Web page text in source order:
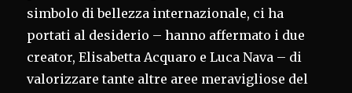
simbolo di bellezza internazionale, ci ha
portati al desiderio – hanno affermato i due
creator, Elisabetta Acquaro e Luca Nava – di
valorizzare tante altre aree meravigliose del